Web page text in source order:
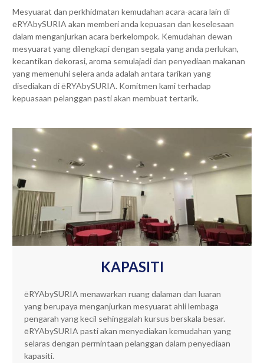
Mesyuarat dan perkhidmatan kemudahan acara-acara lain di
ēRYAbySURIA akan memberi anda kepuasan dan keselesaan
dalam menganjurkan acara berkelompok. Kemudahan dewan
mesyuarat yang dilengkapi dengan segala yang anda perlukan,
kecantikan dekorasi, aroma semulajadi dan penyediaan makanan
yang memenuhi selera anda adalah antara tarikan yang
disediakan di ēRYAbySURIA. Komitmen kami terhadap
kepuasaan pelanggan pasti akan membuat tertarik.
KAPASITI
ēRYAbySURIA menawarkan ruang dalaman dan luaran
yang berupaya menganjurkan mesyuarat ahli lembaga
pengarah yang kecil sehinggalah kursus berskala besar.
ēRYAbySURIA pasti akan menyediakan kemudahan yang
selaras dengan permintaan pelanggan dalam penyediaan
kapasiti.